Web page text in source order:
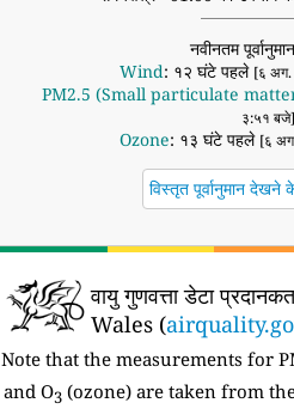
नवीनतम
Wind: १२ घंटे पहले [६
PM2.5 (Small particulate
३:५१ बजे]
Ozone: १३ घंटे पहले [६
विस्तृत पूर्वानुमान
वायु गुणवत्ता डेटा
Wales (
Note that the measurements for
and O3 (ozone) are taken from